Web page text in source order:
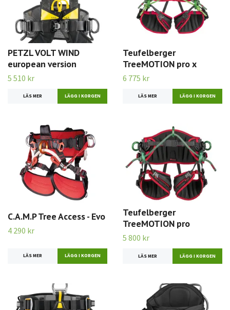
PETZL VOLT WIND
european version
5 510 kr
LÄS MER LÄGG I KORGEN
Teufelberger
TreeMOTION pro x
6 775 kr
LÄS MER LÄGG I KORGEN
C.A.M.P Tree Access - Evo
4 290 kr
LÄS MER LÄGG I KORGEN
Teufelberger
TreeMOTION pro
5 800 kr
LÄS MER LÄGG I KORGEN